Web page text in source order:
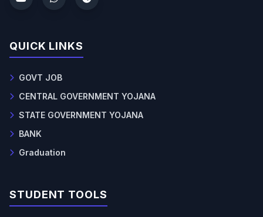
QUICK LINKS
GOVT JOB
CENTRAL GOVERNMENT YOJANA
STATE GOVERNMENT YOJANA
BANK
Graduation
STUDENT TOOLS